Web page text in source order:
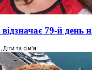
79-й день
та сім'я